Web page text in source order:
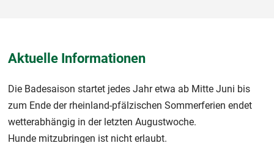
Aktuelle Informationen
Die Badesaison startet jedes Jahr etwa ab Mitte Juni bis
zum Ende der rheinland-pfälzischen Sommerferien endet
wetterabhängig in der letzten Augustwoche.
Hunde mitzubringen ist nicht erlaubt.